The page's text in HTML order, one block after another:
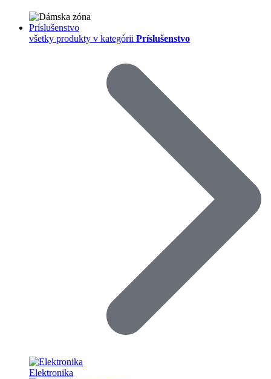
Príslušenstvo
všetky produkty v kategórii Príslušenstvo
Elektronika